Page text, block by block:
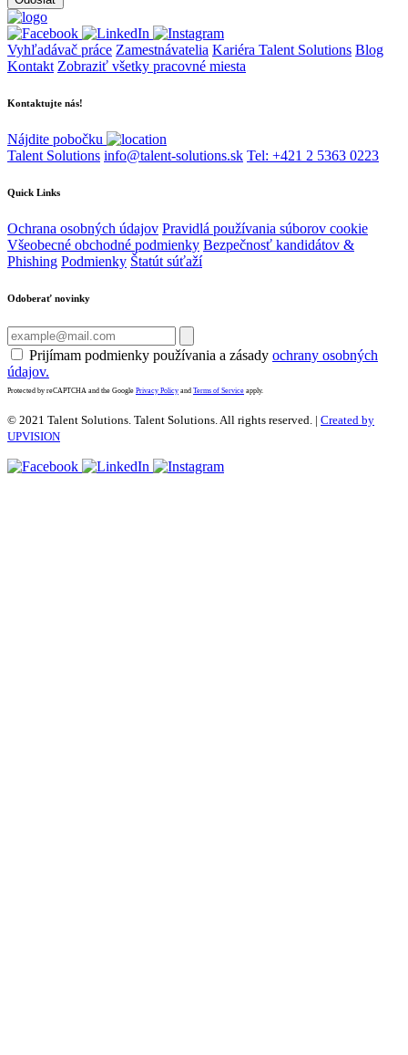
Vyhľadávač práce Zamestnávatelia Kariéra Talent Solutions Blog
Kontakt Zobraziť všetky pracovné miesta
Kontaktujte nás!
Nájdite pobočku
Talent Solutions info@talent-solutions.sk Tel: +421 2 5363 0223
Quick Links
Ochrana osobných údajov Pravidlá používania súborov cookie
Všeobecné obchodné podmienky Bezpečnosť kandidátov &
Phishing Podmienky Štatút súťaží
Odoberať novinky
Prijímam podmienky používania a zásady ochrany osobných
údajov.
Protected by reCAPTCHA and the Google Privacy Policy and Terms of Service apply.
© 2021 Talent Solutions. Talent Solutions. All rights reserved. | Created by
UPVISION